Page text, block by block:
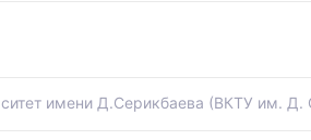
имени Д.Серикбаева (ВКТУ им. Д.